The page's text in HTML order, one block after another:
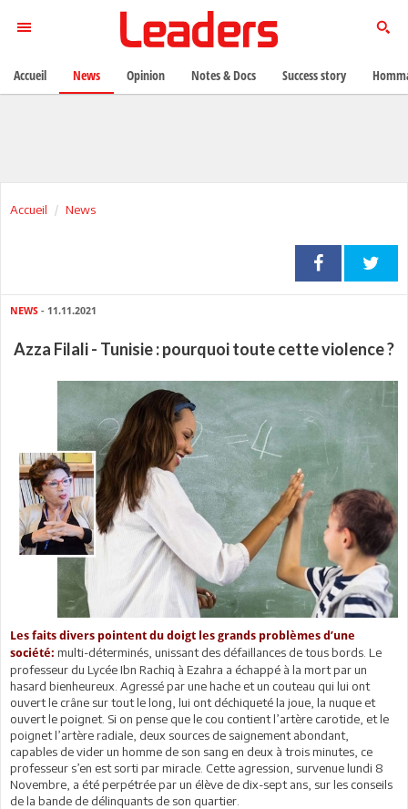
Accueil News
NEWS - 11.11.2021
Azza Filali - Tunisie : pourquoi toute cette violence ?
Les faits divers pointent du doigt les grands problèmes d’une
société: multi-déterminés, unissant des défaillances de tous bords. Le
professeur du Lycée Ibn Rachiq à Ezahra a échappé à la mort par un
hasard bienheureux. Agressé par une hache et un couteau qui lui ont
ouvert le crâne sur tout le long, lui ont déchiqueté la joue, la nuque et
ouvert le poignet. Si on pense que le cou contient l’artère carotide, et le
poignet l’artère radiale, deux sources de saignement abondant,
capables de vider un homme de son sang en deux à trois minutes, ce
professeur s’en est sorti par miracle. Cette agression, survenue lundi 8
Novembre, a été perpétrée par un élève de dix-sept ans, sur les conseils
de la bande de délinquants de son quartier.
Accueil News Opinion Notes & Docs Success story